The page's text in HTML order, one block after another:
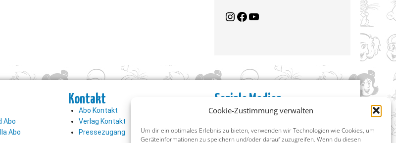
Cookie-Zustimmung verwalten
Um dir ein optimales Erlebnis zu bieten, verwenden wir Technologien wie Cookies, um
Geräteinformationen zu speichern und/oder darauf zuzugreifen. Wenn du diesen
Abo
Abo
Kontakt
Abo Kontakt
Verlag Kontakt
Pressezugang
Soziale Medien
Facebook
X (ehemals Twitter)